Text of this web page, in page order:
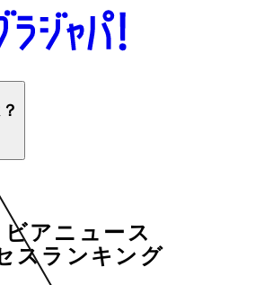
ビアニュース
スランキング